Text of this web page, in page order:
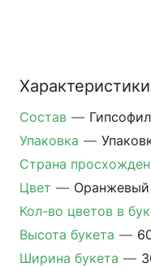
Характеристики
Состав —
Упаковка —
Страна
Цвет — Оранжевый
Кол-во цветов в
Высота букета —
Ширина букета —